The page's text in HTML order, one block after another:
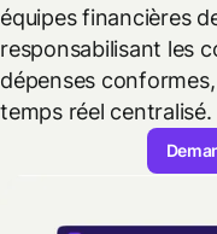
équipes financières
responsabilisant les
dépenses
temps réel centralisé.